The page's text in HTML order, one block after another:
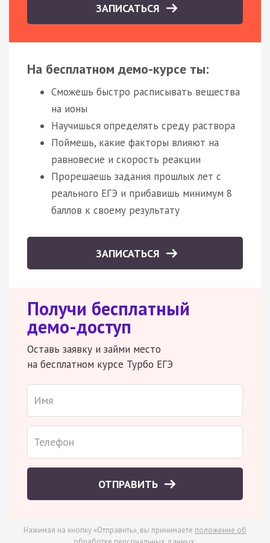
ЗАПИСАТЬСЯ
На бесплатном демо-курсе ты:
Сможешь быстро расписывать вещества
на ионы
Научишься определять среду раствора
Поймешь, какие факторы влияют на
равновесие и скорость реакции
Прорешаешь задания прошлых лет с
реального ЕГЭ и прибавишь минимум 8
баллов к своему результату
ЗАПИСАТЬСЯ
Получи бесплатный
демо-доступ
Оставь заявку и займи место
на бесплатном курсе Турбо ЕГЭ
ОТПРАВИТЬ
Нажимая на кнопку «Отправить», вы принимаете положение об